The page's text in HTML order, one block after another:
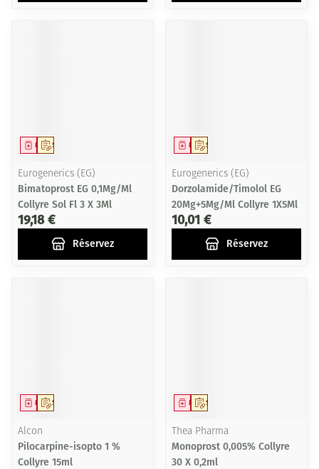
Sur prescription
Médicament
Eurogenerics (EG)
Bimatoprost EG 0,1Mg/Ml
Collyre Sol Fl 3 X 3Ml
19,18 €
Réservez
Sur prescription
Médicament
Eurogenerics (EG)
Dorzolamide/Timolol EG
20Mg+5Mg/Ml Collyre 1X5Ml
10,01 €
Réservez
Sur prescription
Médicament
Alcon
Pilocarpine-isopto 1 %
Collyre 15ml
Sur prescription
Médicament
Thea Pharma
Monoprost 0,005% Collyre
30 X 0,2ml